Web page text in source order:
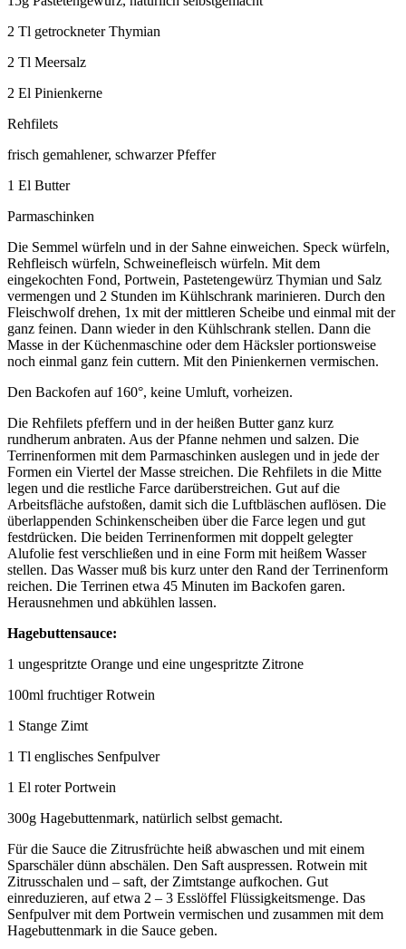
2 Tl getrockneter Thymian
2 Tl Meersalz
2 El Pinienkerne
Rehfilets
frisch gemahlener, schwarzer Pfeffer
1 El Butter
Parmaschinken
Die Semmel würfeln und in der Sahne einweichen. Speck würfeln,
Rehfleisch würfeln, Schweinefleisch würfeln. Mit dem
eingekochten Fond, Portwein, Pastetengewürz Thymian und Salz
vermengen und 2 Stunden im Kühlschrank marinieren. Durch den
Fleischwolf drehen, 1x mit der mittleren Scheibe und einmal mit der
ganz feinen. Dann wieder in den Kühlschrank stellen. Dann die
Masse in der Küchenmaschine oder dem Häcksler portionsweise
noch einmal ganz fein cuttern. Mit den Pinienkernen vermischen.
Den Backofen auf 160°, keine Umluft, vorheizen.
Die Rehfilets pfeffern und in der heißen Butter ganz kurz
rundherum anbraten. Aus der Pfanne nehmen und salzen. Die
Terrinenformen mit dem Parmaschinken auslegen und in jede der
Formen ein Viertel der Masse streichen. Die Rehfilets in die Mitte
legen und die restliche Farce darüberstreichen. Gut auf die
Arbeitsfläche aufstoßen, damit sich die Luftbläschen auflösen. Die
überlappenden Schinkenscheiben über die Farce legen und gut
festdrücken. Die beiden Terrinenformen mit doppelt gelegter
Alufolie fest verschließen und in eine Form mit heißem Wasser
stellen. Das Wasser muß bis kurz unter den Rand der Terrinenform
reichen. Die Terrinen etwa 45 Minuten im Backofen garen.
Herausnehmen und abkühlen lassen.
Hagebuttensauce:
1 ungespritzte Orange und eine ungespritzte Zitrone
100ml fruchtiger Rotwein
1 Stange Zimt
1 Tl englisches Senfpulver
1 El roter Portwein
300g Hagebuttenmark, natürlich selbst gemacht.
Für die Sauce die Zitrusfrüchte heiß abwaschen und mit einem
Sparschäler dünn abschälen. Den Saft auspressen. Rotwein mit
Zitrusschalen und – saft, der Zimtstange aufkochen. Gut
einreduzieren, auf etwa 2 – 3 Esslöffel Flüssigkeitsmenge. Das
Senfpulver mit dem Portwein vermischen und zusammen mit dem
Hagebuttenmark in die Sauce geben.